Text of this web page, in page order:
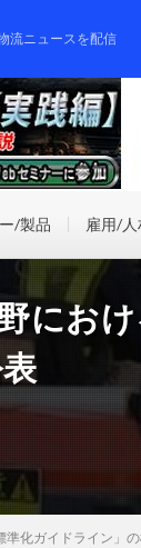
流ニュースを配信
/製品 雇用/人
にお
化ガイドライン」